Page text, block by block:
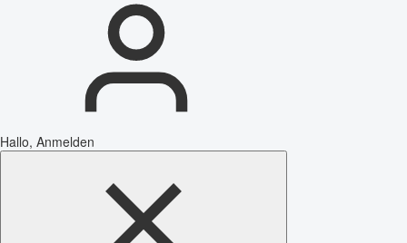
Hallo, Anmelden